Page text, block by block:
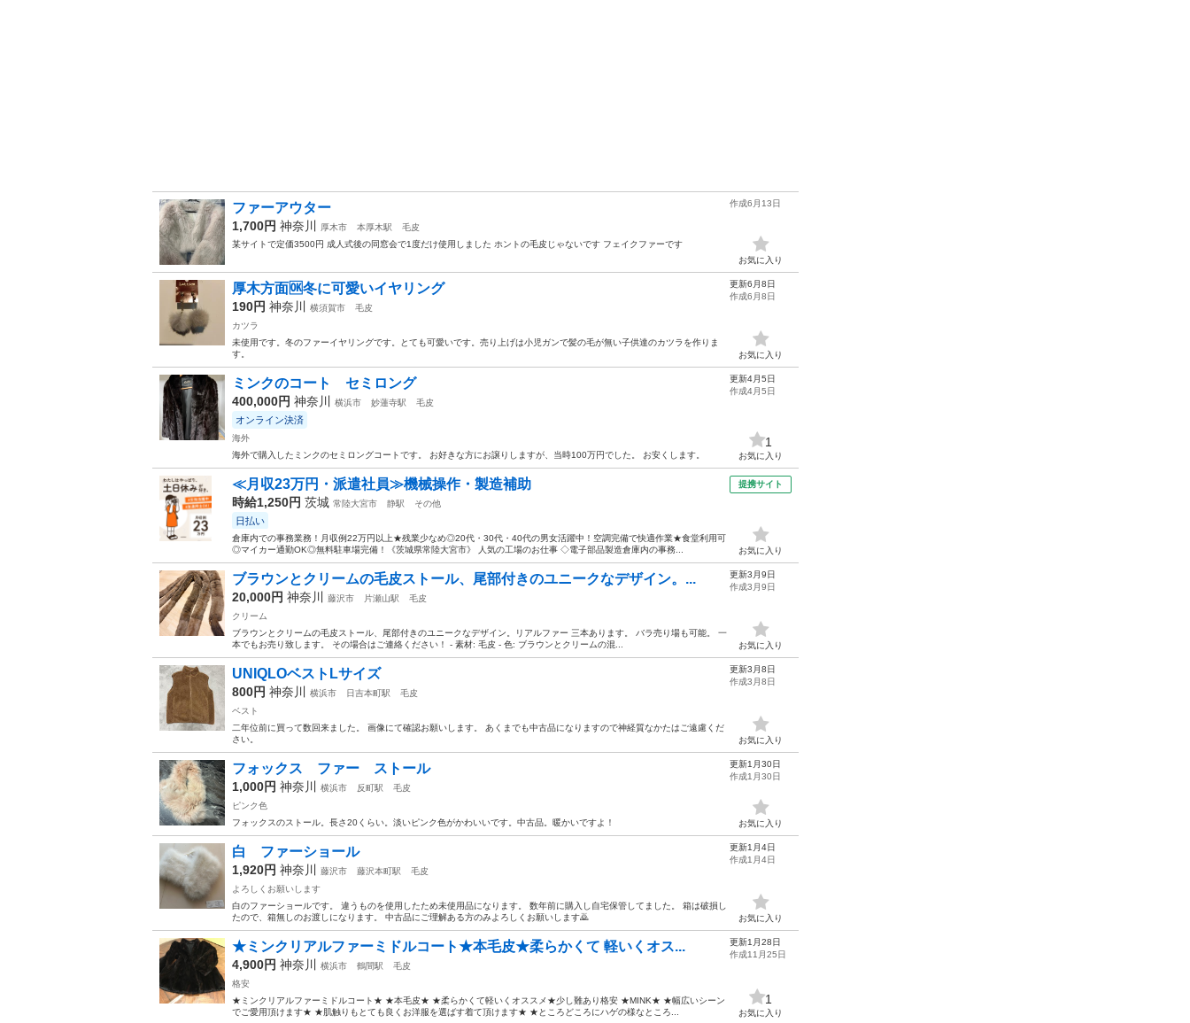
ファーアウター
1,700円 神奈川 厚木市 本厚木駅
毛皮
某サイトで定価3500円 成人式後の同窓会で1度だけ使用しました ホントの毛皮じゃないです フェイクファーです
作成6月13日
お気に入り
厚木方面🆗冬に可愛いイヤリング
190円 神奈川 横須賀市
毛皮
カツラ
未使用です。冬のファーイヤリングです。とても可愛いです。売り上げは小児ガンで髪の毛が無い子供達のカツラを作りま
す。
更新6月8日
作成6月8日
お気に入り
ミンクのコート セミロング
400,000円 神奈川 横浜市 妙蓮寺駅 毛皮
オンライン決済
海外
海外で購入したミンクのセミロングコートです。 お好きな方にお譲りしますが、当時100万円でした。 お安くします。
更新4月5日
作成4月5日
1
お気に入り
≪月収23万円・派遣社員≫機械操作・製造補助
時給1,250円 茨城 常陸大宮市 静駅 その他
日払い
倉庫内での事務業務！月収例22万円以上★残業少なめ◎20代・30代・40代の男女活躍中！空調完備で快適作業★食堂利用可
◎マイカー通勤OK◎無料駐車場完備！《茨城県常陸大宮市》 人気の工場のお仕事 ◇電子部品製造倉庫内の事務...
提携サイト
お気に入り
ブラウンとクリームの毛皮ストール、尾部付きのユニークなデザイン。...
20,000円 神奈川 藤沢市 片瀬山駅
毛皮
クリーム
ブラウンとクリームの毛皮ストール、尾部付きのユニークなデザイン。リアルファー 三本あります。 バラ売り場も可能。 一
本でもお売り致します。 その場合はご連絡ください！ - 素材: 毛皮 - 色: ブラウンとクリームの混...
更新3月9日
作成3月9日
お気に入り
UNIQLOベストLサイズ
800円 神奈川 横浜市 日吉本町駅
毛皮
ベスト
二年位前に買って数回来ました。 画像にて確認お願いします。 あくまでも中古品になりますので神経質なかたはご遠慮くだ
さい。
更新3月8日
作成3月8日
お気に入り
フォックス ファー ストール
1,000円 神奈川 横浜市 反町駅
毛皮
ピンク色
フォックスのストール。長さ20くらい。淡いピンク色がかわいいです。中古品。暖かいですよ！
更新1月30日
作成1月30日
お気に入り
白 ファーショール
1,920円 神奈川 藤沢市 藤沢本町駅
毛皮
よろしくお願いします
白のファーショールです。 違うものを使用したため未使用品になります。 数年前に購入し自宅保管してました。 箱は破損し
たので、箱無しのお渡しになります。 中古品にご理解ある方のみよろしくお願いします🙇
更新1月4日
作成1月4日
お気に入り
★ミンクリアルファーミドルコート★本毛皮★柔らかくて 軽いくオス...
4,900円 神奈川 横浜市 鶴間駅
毛皮
格安
★ミンクリアルファーミドルコート★ ★本毛皮★ ★柔らかくて軽いくオススメ★少し難あり格安 ★MINK★ ★幅広いシーン
でご愛用頂けます★ ★肌触りもとても良くお洋服を選ばす着て頂けます★ ★ところどころにハゲの様なところ...
更新1月28日
作成11月25日
1
お気に入り